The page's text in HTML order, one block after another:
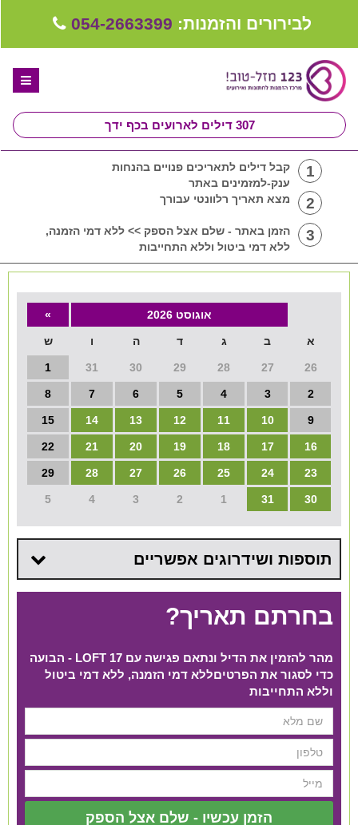
לבירורים והזמנות: 054-2663399
307 דילים לארועים בכף ידך
ספקים לחתונה מומלצים
קבלו ייעוץ בחינם
קבוצת וואטסאפ-ספקים עונים LIVE
שירות אישי בקליק
1
קבל דילים לתאריכים פנויים בהנחות
ענק-למזמינים באתר
2 מצא תאריך רלוונטי עבורך
3
הזמן באתר - שלם אצל הספק >> ללא דמי הזמנה,
ללא דמי ביטול וללא התחייבות
אוגוסט 2026 »
א ב ג ד ה ו ש
26
27
28
29
30
31
1
2
3
4
5
6
7
8
9
10
11
12
13
14
15
16
17
18
19
20
21
22
23
24
25
26
27
28
29
30
31
1
2
3
4
5
תוספות ושידרוגים אפשריים
בחרתם תאריך?
מהר להזמין את הדיל ונתאם פגישה עם LOFT 17 - הבועה
כדי לסגור את הפרטים​ ללא דמי הזמנה, ללא דמי ביטול
וללא התחייבות
הזמן עכשיו - שלם אצל הספק